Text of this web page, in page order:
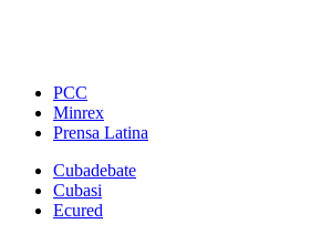
PCC
Minrex
Prensa Latina
Cubadebate
Cubasi
Ecured